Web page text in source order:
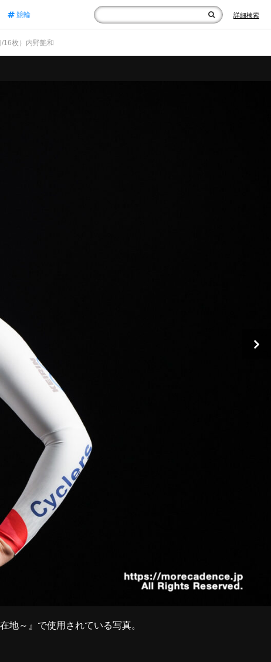
競輪 詳細検索
/16枚）内野艶和
地～』で使用されている写真。